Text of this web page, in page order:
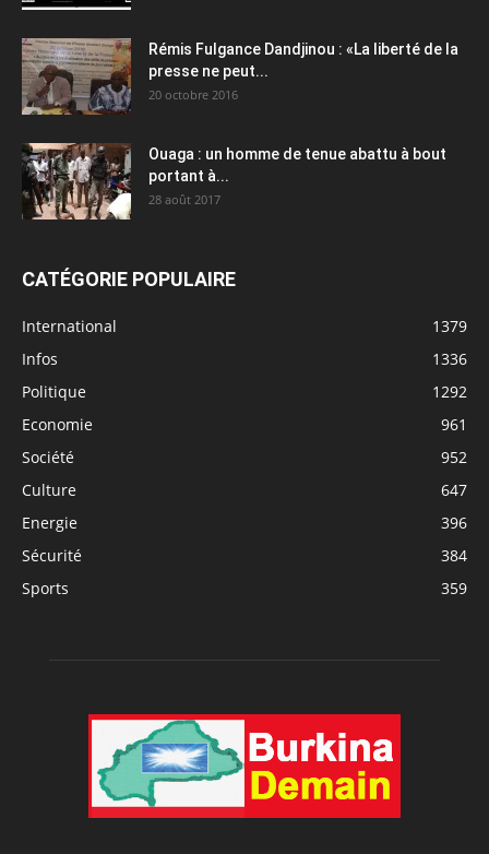
Rémis Fulgance Dandjinou : «La liberté de la
presse ne peut...
20 octobre 2016
Ouaga : un homme de tenue abattu à bout
portant à...
28 août 2017
CATÉGORIE POPULAIRE
International
1379
Infos
1336
Politique
1292
Economie
961
Société
952
Culture
647
Energie
396
Sécurité
384
Sports
359